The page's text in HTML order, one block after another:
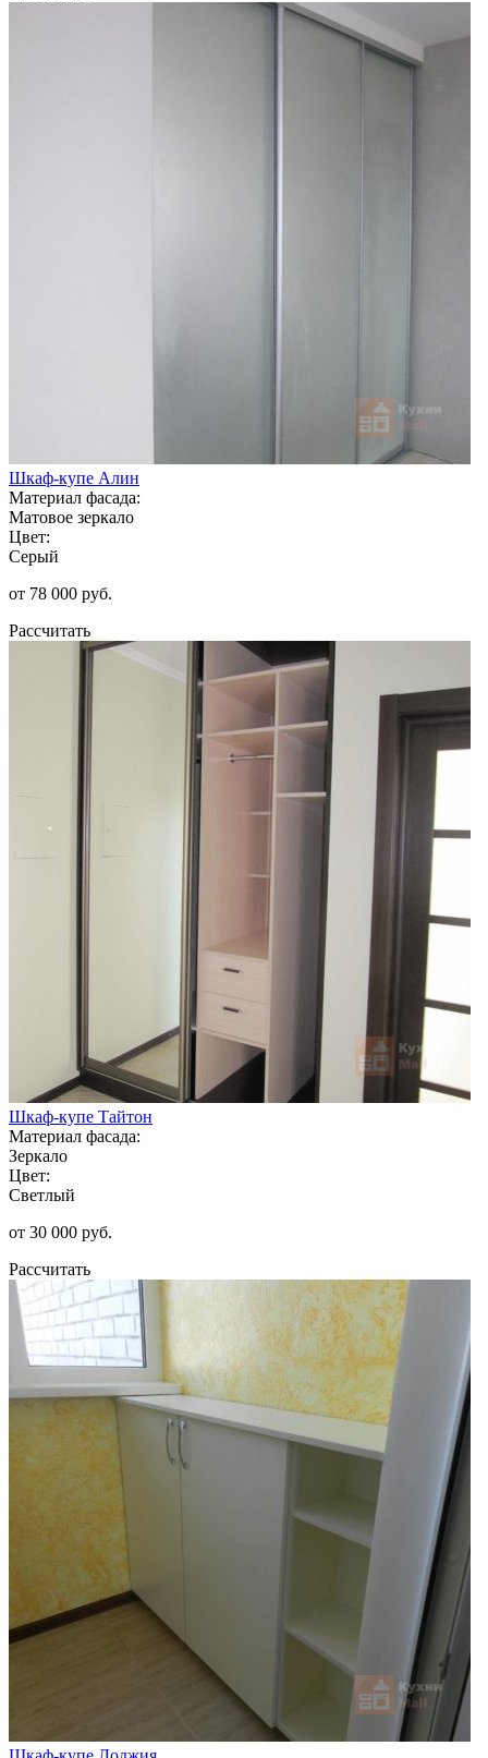
Шкаф-купе Алин
Материал фасада:
Матовое зеркало
Цвет:
Серый
от 78 000 руб.
Рассчитать
Шкаф-купе Тайтон
Материал фасада:
Зеркало
Цвет:
Светлый
от 30 000 руб.
Рассчитать